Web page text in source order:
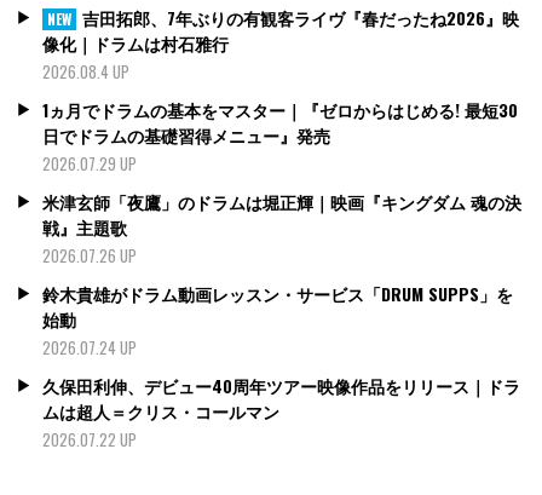
NEW 吉田拓郎、7年ぶりの有観客ライヴ『春だったね2026』映
像化｜ドラムは村石雅行
2026.08.4 UP
1ヵ月でドラムの基本をマスター｜『ゼロからはじめる! 最短30
日でドラムの基礎習得メニュー』発売
2026.07.29 UP
米津玄師「夜鷹」のドラムは堀正輝｜映画『キングダム 魂の決
戦』主題歌
2026.07.26 UP
鈴木貴雄がドラム動画レッスン・サービス「DRUM SUPPS」を
始動
2026.07.24 UP
久保田利伸、デビュー40周年ツアー映像作品をリリース｜ドラ
ムは超人＝クリス・コールマン
2026.07.22 UP